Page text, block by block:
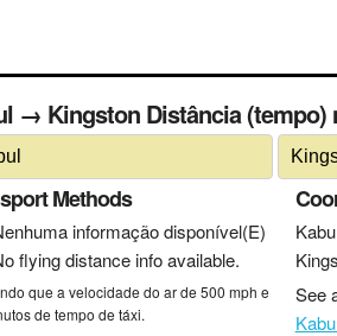
→ Kingston Distância (tempo)
Methods
informação disponível(E)
flying distance info available.
que a velocidade do ar de 500 mph e
de tempo de táxi.
See